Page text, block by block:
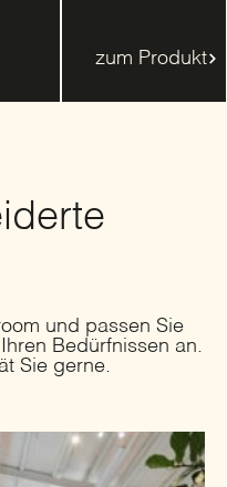
zum Produkt
und passen Sie
Bedürfnissen an.
Sie gerne.